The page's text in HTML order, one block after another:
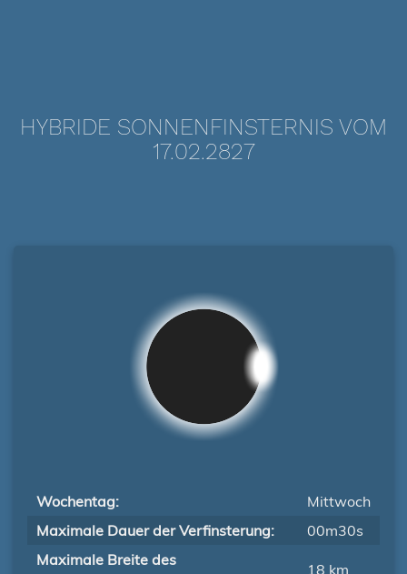
HYBRIDE SONNENFINSTERNIS VOM
17.02.2827
Wochentag:
Mittwoch
Maximale Dauer der Verfinsterung:
00m30s
Maximale Breite des
18 km